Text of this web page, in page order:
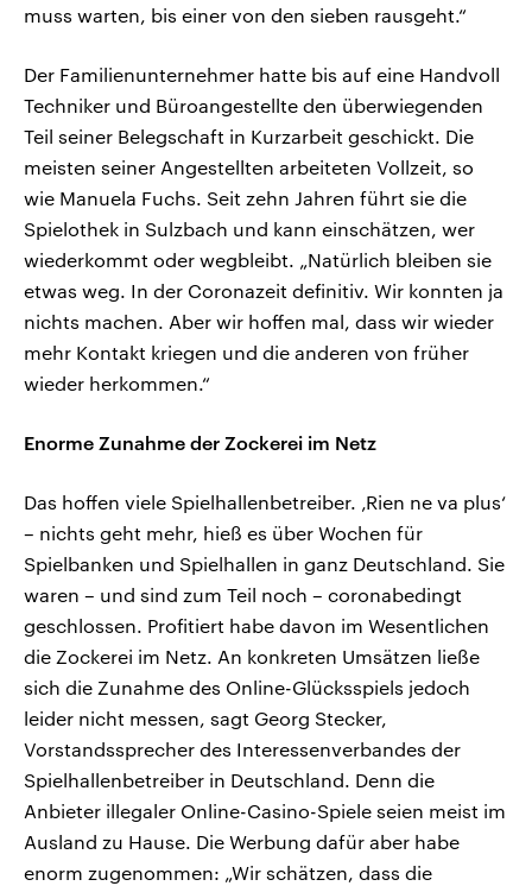
muss warten, bis einer von den sieben rausgeht.“
Der Familienunternehmer hatte bis auf eine Handvoll
Techniker und Büroangestellte den überwiegenden
Teil seiner Belegschaft in Kurzarbeit geschickt. Die
meisten seiner Angestellten arbeiteten Vollzeit, so
wie Manuela Fuchs. Seit zehn Jahren führt sie die
Spielothek in Sulzbach und kann einschätzen, wer
wiederkommt oder wegbleibt. „Natürlich bleiben sie
etwas weg. In der Coronazeit definitiv. Wir konnten ja
nichts machen. Aber wir hoffen mal, dass wir wieder
mehr Kontakt kriegen und die anderen von früher
wieder herkommen.“
Enorme Zunahme der Zockerei im Netz
Das hoffen viele Spielhallenbetreiber. ‚Rien ne va plus‘
– nichts geht mehr, hieß es über Wochen für
Spielbanken und Spielhallen in ganz Deutschland. Sie
waren – und sind zum Teil noch – coronabedingt
geschlossen. Profitiert habe davon im Wesentlichen
die Zockerei im Netz. An konkreten Umsätzen ließe
sich die Zunahme des Online-Glücksspiels jedoch
leider nicht messen, sagt Georg Stecker,
Vorstandssprecher des Interessenverbandes der
Spielhallenbetreiber in Deutschland. Denn die
Anbieter illegaler Online-Casino-Spiele seien meist im
Ausland zu Hause. Die Werbung dafür aber habe
enorm zugenommen: „Wir schätzen, dass die